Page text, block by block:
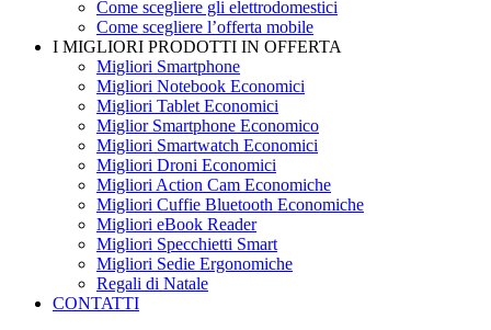
Come scegliere gli elettrodomestici
Come scegliere l’offerta mobile
I MIGLIORI PRODOTTI IN OFFERTA
Migliori Smartphone
Migliori Notebook Economici
Migliori Tablet Economici
Miglior Smartphone Economico
Migliori Smartwatch Economici
Migliori Droni Economici
Migliori Action Cam Economiche
Migliori Cuffie Bluetooth Economiche
Migliori eBook Reader
Migliori Specchietti Smart
Migliori Sedie Ergonomiche
Regali di Natale
CONTATTI